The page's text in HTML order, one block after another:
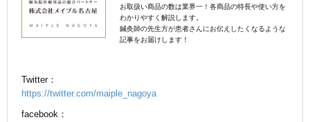
お取扱い商品の数は業界一！各商品の特長や使い方を
わかりやすく解説します。
鍼灸師の先生方が患者さんにお伝えしたくなるような
記事をお届けします！
Twitter：
https://twitter.com/maiple_nagoya
facebook：